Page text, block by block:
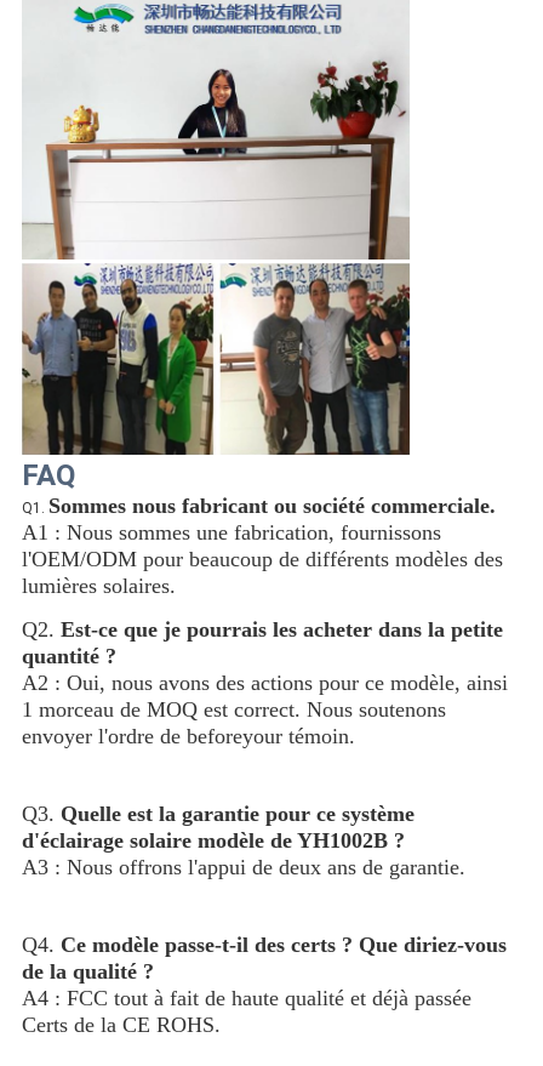
FAQ
Q1. Sommes nous fabricant ou société commerciale.
A1 : Nous sommes une fabrication, fournissons
l'OEM/ODM pour beaucoup de différents modèles des
lumières solaires.
Q2. Est-ce que je pourrais les acheter dans la petite
quantité ?
A2 : Oui, nous avons des actions pour ce modèle, ainsi
1 morceau de MOQ est correct. Nous soutenons
envoyer l'ordre de beforeyour témoin.
Q3. Quelle est la garantie pour ce système
d'éclairage solaire modèle de YH1002B ?
A3 : Nous offrons l'appui de deux ans de garantie.
Q4. Ce modèle passe-t-il des certs ? Que diriez-vous
de la qualité ?
A4 : FCC tout à fait de haute qualité et déjà passée
Certs de la CE ROHS.